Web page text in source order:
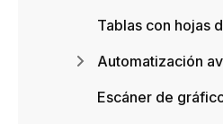
Tablas con hojas
Automatización
Escáner de